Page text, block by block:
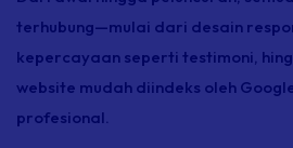
terhubung—mulai dari desain
kepercayaan seperti testimoni,
website mudah diindeks oleh
profesional.